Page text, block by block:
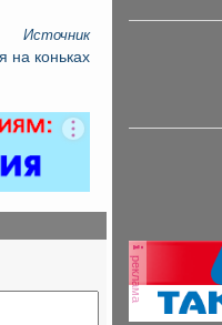
Источник
на коньках
реклама